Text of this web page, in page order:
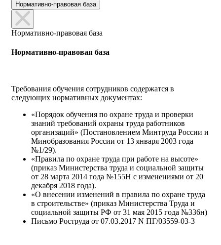
Нормативно-правовая база
Нормативно-правовая база
Нормативно-правовая база
Требования обучения сотрудников содержатся в
следующих нормативных документах:
«Порядок обучения по охране труда и проверки
знаний требований охраны труда работников
организаций» (Постановлением Минтруда России и
Минобразования России от 13 января 2003 года
№1/29).
«Правила по охране труда при работе на высоте»
(приказ Министерства труда и социальной защиты
от 28 марта 2014 года №155Н с изменениями от 20
декабря 2018 года).
«О внесении изменений в правила по охране труда
в строительстве» (приказ Министерства Труда и
социальной защиты РФ от 31 мая 2015 года №336н)
Письмо Роструда от 07.03.2017 N ПГ/03559-03-3